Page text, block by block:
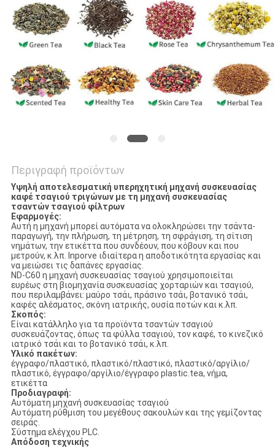
Περιγραφή προϊόντων
Υψηλή αποτελεσματική υπερηχητική μηχανή συσκευασίας
καφέ τσαγιού τριγώνων με τη μηχανή συσκευασίας
τσαντών τσαγιού φίλτρων
Εφαρμογές:
Αυτή η μηχανή μπορεί αυτόματα να ολοκληρώσει την τσάντα-
παραγωγή, την πλήρωση, τη μέτρηση, τη σφράγιση, τη σίτιση
νημάτων, την ετικέττα που συνδέουν, που κόβουν και που
μετρούν, κ.λπ. Inporve ιδιαίτερα η αποδοτικότητα εργασίας και
να μειώσει τις δαπάνες εργασίας.
ND-C60 η μηχανή συσκευασίας τσαγιού χρησιμοποιείται
ευρέως στη βιομηχανία συσκευασίας χορταριών και τσαγιού,
που περιλαμβάνει: μαύρο τσάι, πράσινο τσάι, βοτανικό τσάι,
καφές αλέσματος, σκόνη ιατρικής, ουσία ποτών και κ.λπ.
Σκοπός:
Είναι κατάλληλο για τα προϊόντα τσαντών τσαγιού
συσκευάζοντας, όπως τα φύλλα τσαγιού, τον καφέ, το κινεζικό
ιατρικό τσάι και το βοτανικό τσάι, κ.λπ.
Υλικό πακέτων:
έγγραφο/πλαστικό, πλαστικό/πλαστικό, πλαστικό/αργίλιο/
πλαστικό, έγγραφο/αργίλιο/έγγραφο plastic.tea, νήμα,
ετικέττα
Προδιαγραφή:
Αυτόματη μηχανή συσκευασίας τσαγιού
Αυτόματη ρύθμιση του μεγέθους σακουλών και της γεμίζοντας
σειράς.
Σύστημα ελέγχου PLC.
Απόδοση τεχνικής